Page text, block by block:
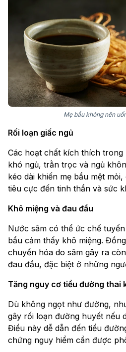
Mẹ bầu không nên
Rối loạn giấc ngủ
Các hoạt chất kích thích trong
khó ngủ, trằn trọc và ngủ
kéo dài khiến mẹ bầu mệt
tiêu cực đến tinh thần và sức
Khô miệng và đau đầu
Nước sâm có thể ức chế
bầu cảm thấy khô miệng.
chuyển hóa do sâm gây ra
đau đầu, đặc biệt ở những
Tăng nguy cơ tiểu đường thai
Dù không ngọt như đường,
gây rối loạn đường huyết nếu
Điều này dễ dẫn đến tiểu
chứng nguy hiểm cần được